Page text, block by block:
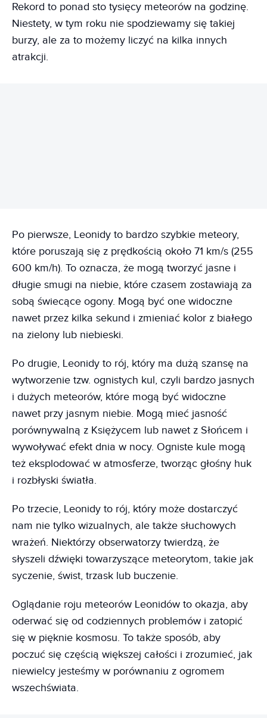
Rekord to ponad sto tysięcy meteorów na godzinę.
Niestety, w tym roku nie spodziewamy się takiej
burzy, ale za to możemy liczyć na kilka innych
atrakcji.
Po pierwsze, Leonidy to bardzo szybkie meteory,
które poruszają się z prędkością około 71 km/s (255
600 km/h). To oznacza, że mogą tworzyć jasne i
długie smugi na niebie, które czasem zostawiają za
sobą świecące ogony. Mogą być one widoczne
nawet przez kilka sekund i zmieniać kolor z białego
na zielony lub niebieski.
Po drugie, Leonidy to rój, który ma dużą szansę na
wytworzenie tzw. ognistych kul, czyli bardzo jasnych
i dużych meteorów, które mogą być widoczne
nawet przy jasnym niebie. Mogą mieć jasność
porównywalną z Księżycem lub nawet z Słońcem i
wywoływać efekt dnia w nocy. Ogniste kule mogą
też eksplodować w atmosferze, tworząc głośny huk
i rozbłyski światła.
Po trzecie, Leonidy to rój, który może dostarczyć
nam nie tylko wizualnych, ale także słuchowych
wrażeń. Niektórzy obserwatorzy twierdzą, że
słyszeli dźwięki towarzyszące meteorytom, takie jak
syczenie, świst, trzask lub buczenie.
Oglądanie roju meteorów Leonidów to okazja, aby
oderwać się od codziennych problemów i zatopić
się w pięknie kosmosu. To także sposób, aby
poczuć się częścią większej całości i zrozumieć, jak
niewielcy jesteśmy w porównaniu z ogromem
wszechświata.